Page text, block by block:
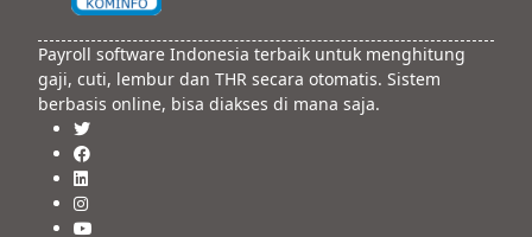
Payroll software Indonesia terbaik untuk menghitung
gaji, cuti, lembur dan THR secara otomatis. Sistem
berbasis online, bisa diakses di mana saja.